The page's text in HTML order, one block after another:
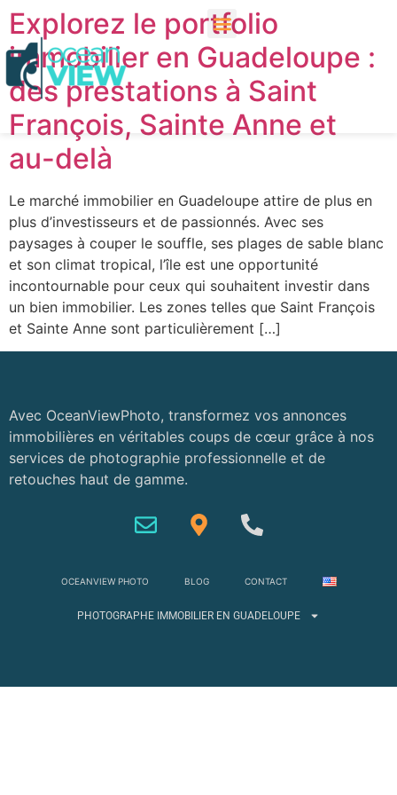
Explorez le portfolio
immobilier en Guadeloupe :
des prestations à Saint
François, Sainte Anne et
au-delà
Le marché immobilier en Guadeloupe attire de plus en
plus d’investisseurs et de passionnés. Avec ses
paysages à couper le souffle, ses plages de sable blanc
et son climat tropical, l’île est une opportunité
incontournable pour ceux qui souhaitent investir dans
un bien immobilier. Les zones telles que Saint François
et Sainte Anne sont particulièrement […]
Avec OceanViewPhoto, transformez vos annonces
immobilières en véritables coups de cœur grâce à nos
services de photographie professionnelle et de
retouches haut de gamme.
OCEANVIEW PHOTO BLOG CONTACT
PHOTOGRAPHE IMMOBILIER EN GUADELOUPE